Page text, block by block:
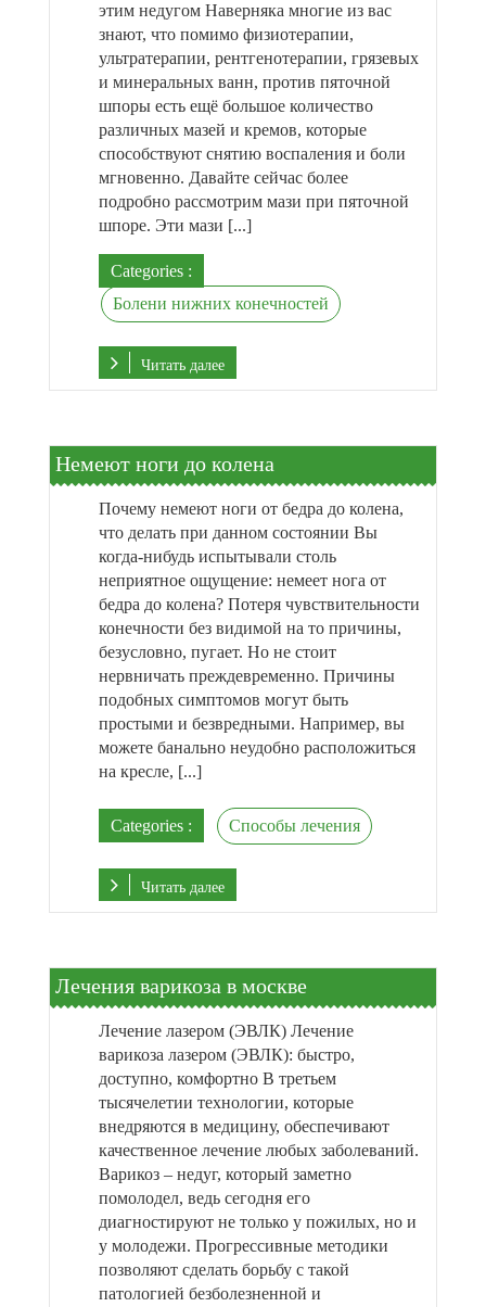
этим недугом Наверняка многие из вас
знают, что помимо физиотерапии,
ультратерапии, рентгенотерапии, грязевых
и минеральных ванн, против пяточной
шпоры есть ещё большое количество
различных мазей и кремов, которые
способствуют снятию воспаления и боли
мгновенно. Давайте сейчас более
подробно рассмотрим мази при пяточной
шпоре. Эти мази [...]
Categories :
Болени нижних конечностей
Читать далее
Немеют ноги до колена
Почему немеют ноги от бедра до колена,
что делать при данном состоянии Вы
когда-нибудь испытывали столь
неприятное ощущение: немеет нога от
бедра до колена? Потеря чувствительности
конечности без видимой на то причины,
безусловно, пугает. Но не стоит
нервничать преждевременно. Причины
подобных симптомов могут быть
простыми и безвредными. Например, вы
можете банально неудобно расположиться
на кресле, [...]
Categories : Способы лечения
Читать далее
Лечения варикоза в москве
Лечение лазером (ЭВЛК) Лечение
варикоза лазером (ЭВЛК): быстро,
доступно, комфортно В третьем
тысячелетии технологии, которые
внедряются в медицину, обеспечивают
качественное лечение любых заболеваний.
Варикоз – недуг, который заметно
помолодел, ведь сегодня его
диагностируют не только у пожилых, но и
у молодежи. Прогрессивные методики
позволяют сделать борьбу с такой
патологией безболезненной и